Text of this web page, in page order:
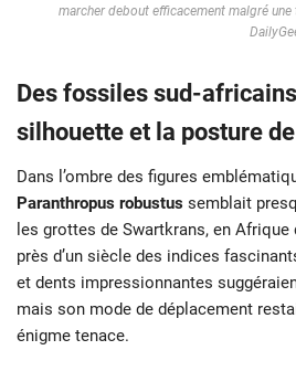
marcher debout efficacement malgré
Des fossiles sud-
silhouette et la posture
Dans l’ombre des figures
Paranthropus robustus semblait
les grottes de Swartkrans, en Afrique
près d’un siècle des indices
et dents impressionnantes
mais son mode de déplacement
énigme tenace.